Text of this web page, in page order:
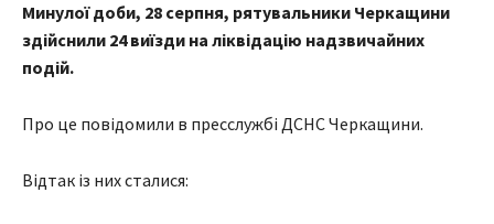
Минулої доби, 28 серпня, рятувальники Черкащини
здійснили 24 виїзди на ліквідацію надзвичайних
подій.
Про це повідомили в пресслужбі ДСНС Черкащини.
Відтак із них сталися: